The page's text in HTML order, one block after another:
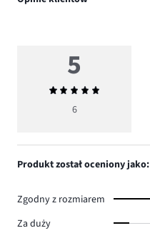
5
Średnia
ocena
6
Produkt został oceniony jako:
Zgodny z rozmiarem
Za duży